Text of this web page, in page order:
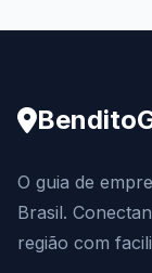
O guia de
Brasil.
região com